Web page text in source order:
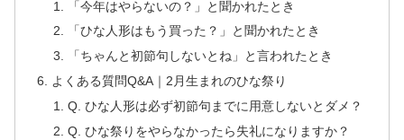
「今年はやらないの？」と聞かれたとき
「ひな人形はもう買った？」と聞かれたとき
「ちゃんと初節句しないとね」と言われたとき
よくある質問Q&A｜2月生まれのひな祭り
Q. ひな人形は必ず初節句までに用意しないとダメ？
Q. ひな祭りをやらなかったら失礼になりますか？